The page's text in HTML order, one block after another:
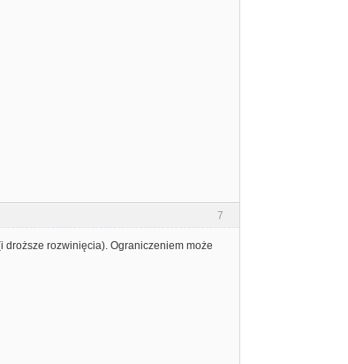
7
droższe rozwinięcia). Ograniczeniem może